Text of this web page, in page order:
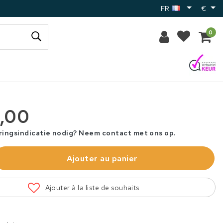
FR €
0
nodig? Neem contact met ons op.
Ajouter au panier
Ajouter à la liste de souhaits